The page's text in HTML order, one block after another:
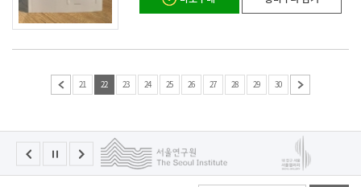
21 22 23 24 25 26 27 28 29 30